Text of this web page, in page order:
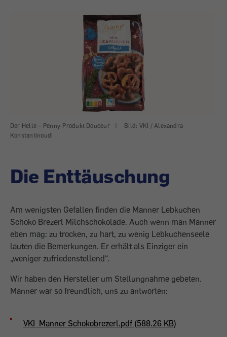
Der Helle – Penny-Produkt Douceur |
Bild: VKI / Alexandra
Konstantinoudi
Die Enttäuschung
Am wenigsten Gefallen finden die Manner Lebkuchen
Schoko Brezerl Milchschokolade. Auch wenn man Manner
eben mag: zu trocken, zu hart, zu wenig Lebkuchenseele
lauten die Bemerkungen. Er erhält als Einziger ein
„weniger zufriedenstellend“.
Wir haben den Hersteller um Stellungnahme gebeten.
Manner war so freundlich, uns zu antworten:
VKI_Manner Schokobrezerl.pdf (588.26 KB)